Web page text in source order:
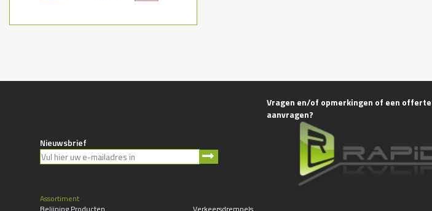
Vragen en/of opmerkingen of een offerte
aanvragen?
Nieuwsbrief
Assortiment